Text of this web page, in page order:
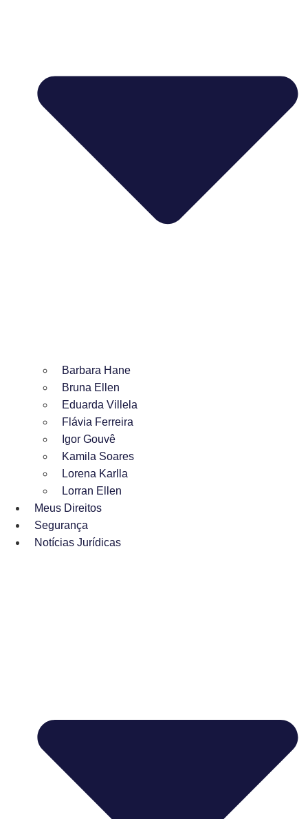
Barbara Hane
Bruna Ellen
Eduarda Villela
Flávia Ferreira
Igor Gouvê
Kamila Soares
Lorena Karlla
Lorran Ellen
Meus Direitos
Segurança
Notícias Jurídicas